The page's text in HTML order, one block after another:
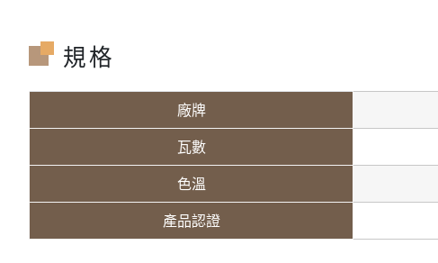
規格
廠牌
瓦數
色溫
產品認證